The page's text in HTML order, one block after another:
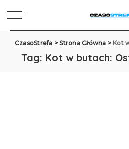
CzasoStrefa >Strona Główna > Kot
Tag: Kot w butach: